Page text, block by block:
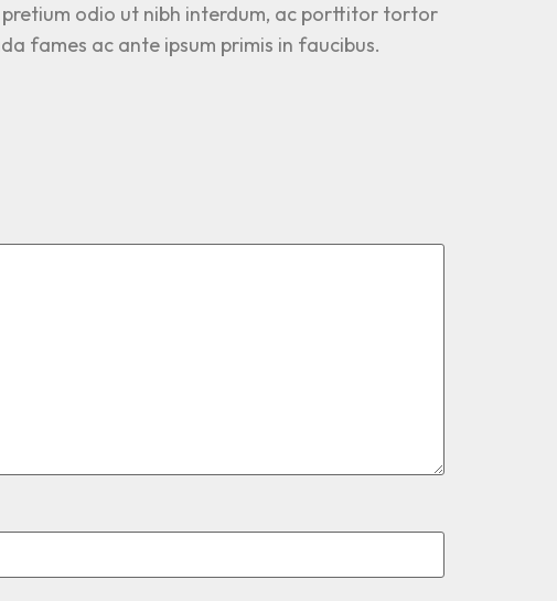
odio ut nibh interdum, ac porttitor tortor
fames ac ante ipsum primis in faucibus.